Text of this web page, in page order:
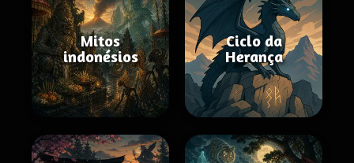
Mitos
indonésios
Ciclo da
Herança